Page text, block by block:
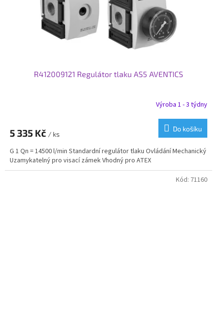
R412009121 Regulátor tlaku AS5 AVENTICS
Výroba 1 - 3 týdny
5 335 Kč / ks
Do košíku
G 1 Qn = 14500 l/min Standardní regulátor tlaku Ovládání Mechanický
Uzamykatelný pro visací zámek Vhodný pro ATEX
Kód: 71160